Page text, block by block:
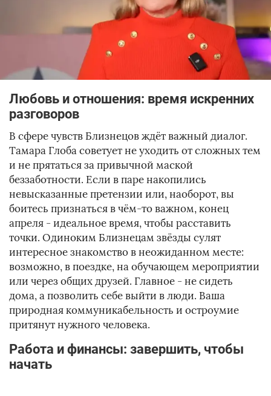
Любовь и отношения: время искренних
разговоров
В сфере чувств Близнецов ждёт важный диалог.
Тамара Глоба советует не уходить от сложных тем
и не прятаться за привычной маской
беззаботности. Если в паре накопились
невысказанные претензии или, наоборот, вы
боитесь признаться в чём-то важном, конец
апреля - идеальное время, чтобы расставить
точки. Одиноким Близнецам звёзды сулят
интересное знакомство в неожиданном месте:
возможно, в поездке, на обучающем мероприятии
или через общих друзей. Главное - не сидеть
дома, а позволить себе выйти в люди. Ваша
природная коммуникабельность и остроумие
притянут нужного человека.
Работа и финансы: завершить, чтобы
начать